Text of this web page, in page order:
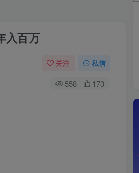
入百万
关注 私信
558 173